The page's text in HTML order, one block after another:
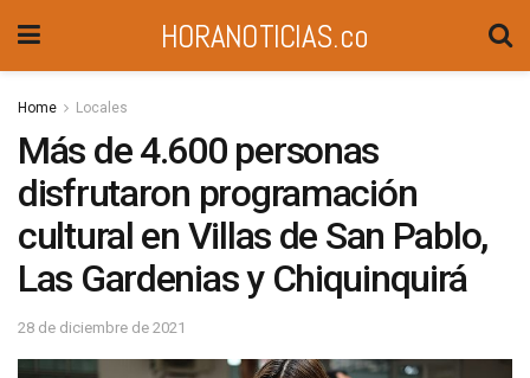
HORANOTICIAS.co
Home Locales
Más de 4.600 personas
disfrutaron programación
cultural en Villas de San Pablo,
Las Gardenias y Chiquinquirá
28 de diciembre de 2021